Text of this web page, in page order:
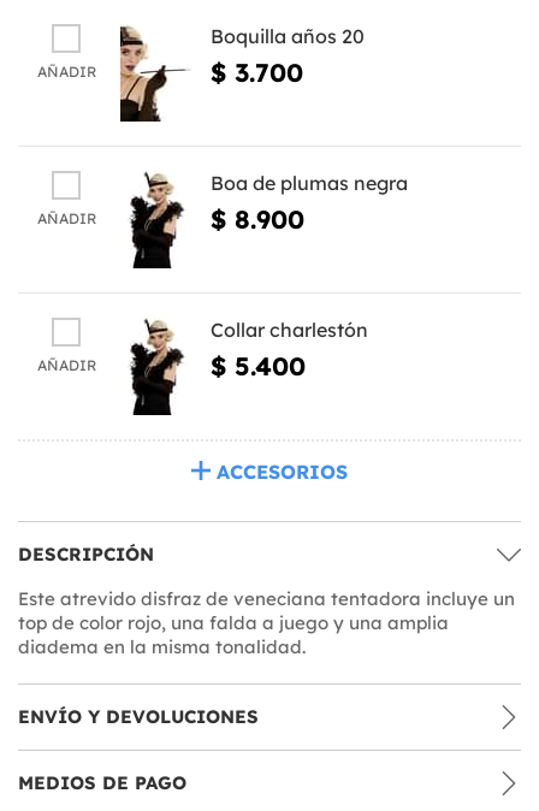
AÑADIR
Boquilla años 20
$ 3.700
AÑADIR
Boa de plumas negra
$ 8.900
AÑADIR
Collar charlestón
$ 5.400
ACCESORIOS
DESCRIPCIÓN
Este atrevido disfraz de veneciana tentadora incluye un
top de color rojo, una falda a juego y una amplia
diadema en la misma tonalidad.
ENVÍO Y DEVOLUCIONES
MEDIOS DE PAGO